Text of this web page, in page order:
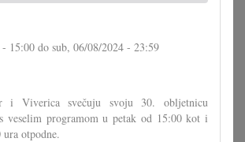
15:00 do sub, 06/08/2024 - 23:59
i Viverica svečuju svoju 30. obljetnicu
veselim programom u petak od 15:00 kot i
otpodne.